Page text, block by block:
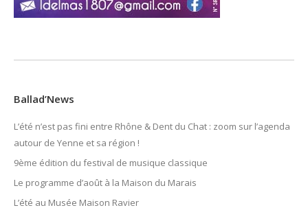
Ballad’News
L’été n’est pas fini entre Rhône & Dent du Chat : zoom sur l’agenda
autour de Yenne et sa région !
9ème édition du festival de musique classique
Le programme d’août à la Maison du Marais
L’été au Musée Maison Ravier